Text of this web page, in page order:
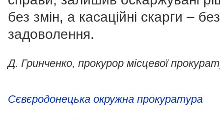
без змін, а касаційні скарги – без
задоволення.
Д. Гринченко, прокурор місцевої
Сєвєродонецька окружна прокуратура